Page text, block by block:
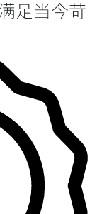
足当今苛